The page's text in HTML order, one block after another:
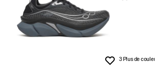
Liste de
3 Plus de